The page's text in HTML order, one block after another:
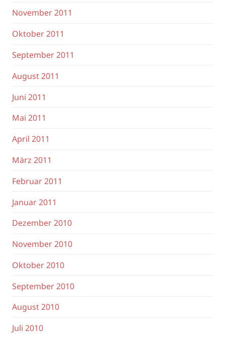
November 2011
Oktober 2011
September 2011
August 2011
Juni 2011
Mai 2011
April 2011
März 2011
Februar 2011
Januar 2011
Dezember 2010
November 2010
Oktober 2010
September 2010
August 2010
Juli 2010